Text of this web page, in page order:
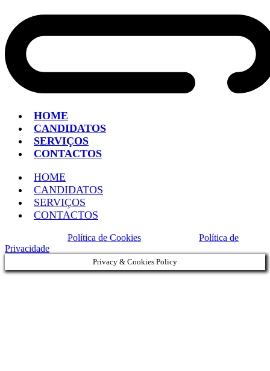
HOME
CANDIDATOS
SERVIÇOS
CONTACTOS
HOME
CANDIDATOS
SERVIÇOS
CONTACTOS
Política de Cookies
Política de
Privacidade
Privacy & Cookies Policy